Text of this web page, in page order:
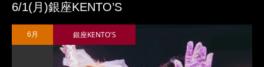
6/1(月)銀座KENTO’S
6月 銀座KENTO'S